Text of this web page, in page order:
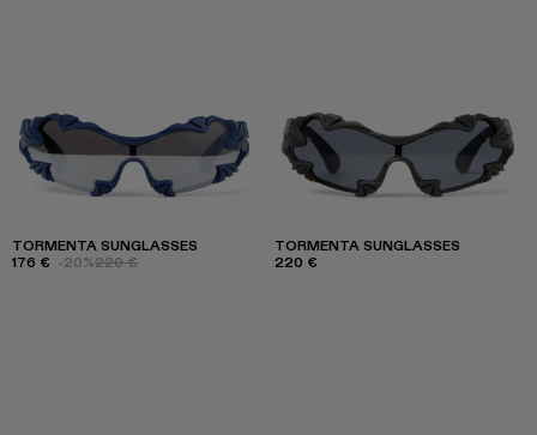
TORMENTA SUNGLASSES
176 € -20%220 €
TORMENTA SUNGLASSES
220 €